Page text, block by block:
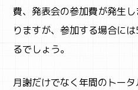
費、発表会の参加費が発生
りますが、参加する場合に
るでしょう。
月謝だけでなく年間のトー